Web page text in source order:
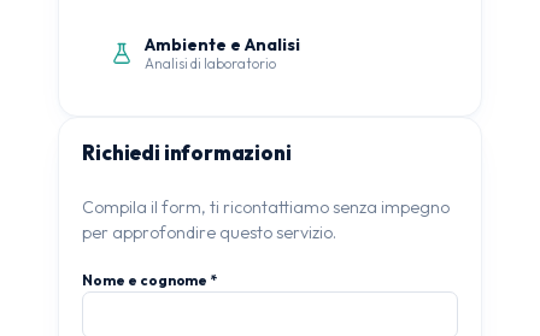
Ambiente e Analisi
Analisi di laboratorio
Richiedi informazioni
Compila il form, ti ricontattiamo senza impegno
per approfondire questo servizio.
Nome e cognome *